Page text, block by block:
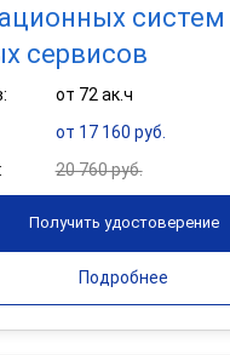
систем
сервисов
от 72 ак.ч
от 17 160 руб.
20 760 руб.
Получить удостоверение
Подробнее